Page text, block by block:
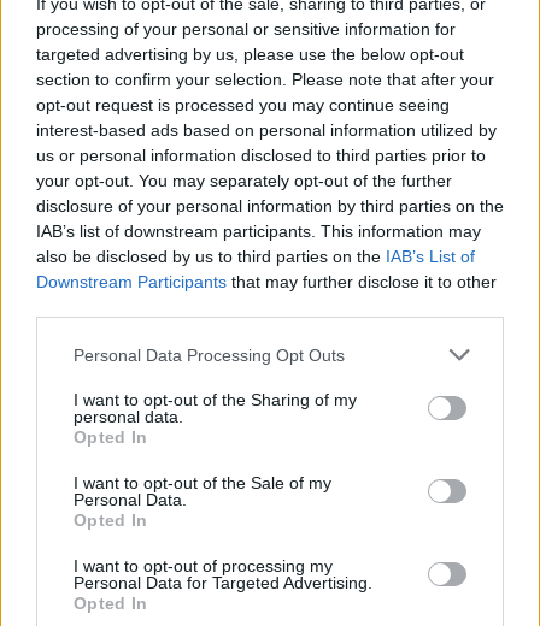
processing of your personal or sensitive information for
targeted advertising by us, please use the below opt-out
section to confirm your selection. Please note that after your
opt-out request is processed you may continue seeing
interest-based ads based on personal information utilized by
us or personal information disclosed to third parties prior to
your opt-out. You may separately opt-out of the further
disclosure of your personal information by third parties on the
IAB’s list of downstream participants. This information may
also be disclosed by us to third parties on the IAB’s List of
Downstream Participants that may further disclose it to other
Personal Data Processing Opt Outs
I want to opt-out of the Sharing of my
personal data.
Opted In
I want to opt-out of the Sale of my
Personal Data.
Opted In
I want to opt-out of processing my
Personal Data for Targeted Advertising.
Opted In
Pod hasłem „Znaki harmonii” dziś w Krakowie rozpoczyna
się VI dwudniowa konferencja naukowa z cyklu Creatio
Continua. Intelektualiści „Znaków harmonii” poszukiwać
będą w ekologii, ekonomii, polityce, duchowości.
Wydarzenie odbywa się w auli Wyższego Seminarium
Duchownego archidiecezji Krakowskiej.
Następna
Najnowsze
05 sierpnia 2026 | 21:23
Przewodniczący KEP na temat przygotowań do wizyty papieża
05 sierpnia 2026 | 20:38
Kard. Kikuchi z okazji rocznicy bombardowań atomowych